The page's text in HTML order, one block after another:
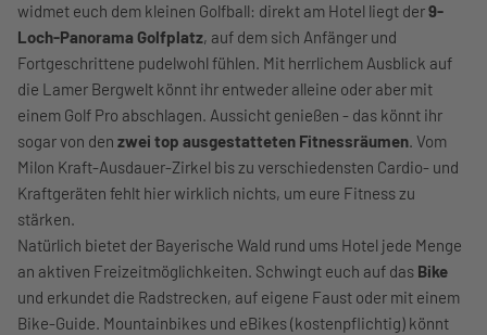
widmet euch dem kleinen Golfball: direkt am Hotel liegt der9-
Loch-Panorama Golfplatz, auf dem sich Anfänger und
Fortgeschrittene pudelwohl fühlen. Mit herrlichem Ausblick auf
die Lamer Bergwelt könnt ihr entweder alleine oder aber mit
einem Golf Pro abschlagen. Aussicht genießen - das könnt ihr
sogar von den zwei top ausgestatteten Fitnessräumen. Vom
Milon Kraft-Ausdauer-Zirkel bis zu verschiedensten Cardio- und
Kraftgeräten fehlt hier wirklich nichts, um eure Fitness zu
stärken.
Natürlich bietet der Bayerische Wald rund ums Hotel jede Menge
an aktiven Freizeitmöglichkeiten. Schwingt euch auf das Bike
und erkundet die Radstrecken, auf eigene Faust oder mit einem
Bike-Guide. Mountainbikes und eBikes (kostenpflichtig) könnt